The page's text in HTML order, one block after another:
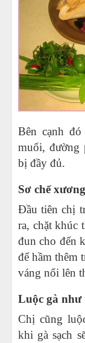
Bên cạnh
muối, đường
bị đầy đủ.
Sơ chế
Đầu tiên chị
ra, chặt khúc
đun cho đến
để hầm thêm
váng nổi lên
Luộc gà như
Chị cũng
khi gà sạch